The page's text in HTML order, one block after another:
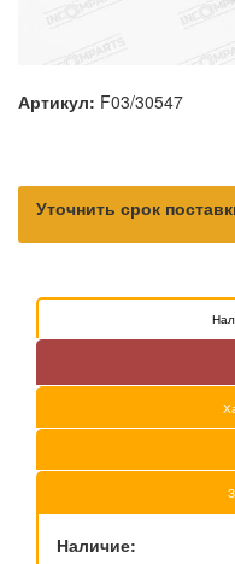
Артикул: F03/30547
Уточнить срок
Наличие: